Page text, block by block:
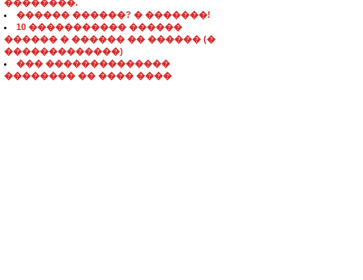
��������.
������ ������? � �������!
10 ����������� ������
������ � ������ �� ������ (�
�������������)
��� ��������������
�������� �� ���� ����